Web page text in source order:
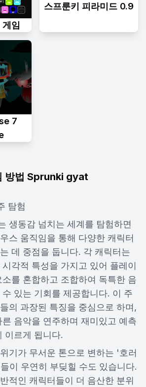
임
스프룬키 피라미드 0.9
7
방법 Sprunki gyat
탐험
생동감 넘치는 세계를 탐험하면
스 움직임을 통해 다양한 캐릭터
데 중점을 둡니다. 각 캐릭터는
각적 특성을 가지고 있어 플레이
를 혼합하고 조합하여 독특한 음
있는 기회를 제공합니다. 이 주
의 과장된 특징을 중심으로 하며,
음악을 연주하며 재미있고 예측
이르게 됩니다.
기가 무서운 톤으로 변하는 '호러
이 우연히 부딪힐 수도 있습니다.
적인 캐릭터들이 더 음산한 분위